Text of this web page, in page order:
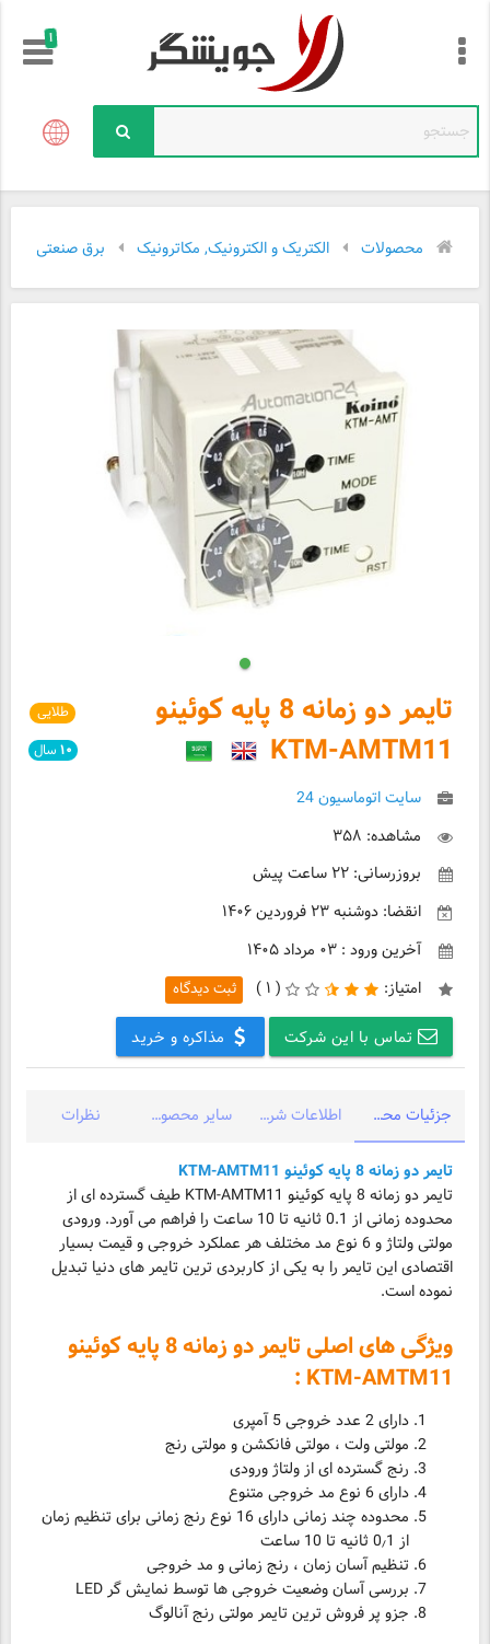
!
محصولات الکتریک و الکترونیک, مکاترونیک برق صنعتی
تایمر دو زمانه 8 پایه کوئینو
KTM-AMTM11
سایت اتوماسیون 24
مشاهده: ۳۵۸
بروزرسانی: ۲۲ ساعت پیش
انقضا: دوشنبه ۲۳ فروردین ۱۴۰۶
آخرین ورود : ۰۳ مرداد ۱۴۰۵
امتیاز:
( ۱ ) ثبت دیدگاه
تماس با این شرکت مذاکره و خرید
طلایی
۱۰ سال
جزئیات محصول اطلاعات شرکت سایر محصولات شرکت نظرات
تایمر دو زمانه 8 پایه کوئینو KTM-AMTM11
تایمر دو زمانه 8 پایه کوئینو KTM-AMTM11 طیف گسترده ای از
محدوده زمانی از 0.1 ثانیه تا 10 ساعت را فراهم می آورد. ورودی
مولتی ولتاژ و 6 نوع مد مختلف هر عملکرد خروجی و قیمت بسیار
اقتصادی این تایمر را به یکی از کاربردی ترین تایمر های دنیا تبدیل
نموده است.
ویژگی های اصلی تایمر دو زمانه 8 پایه کوئینو
KTM-AMTM11 :
دارای 2 عدد خروجی 5 آمپری
مولتی ولت ، مولتی فانکشن و مولتی رنج
رنج گسترده ای از ولتاژ ورودی
دارای 6 نوع مد خروجی متنوع
محدوده چند زمانی دارای 16 نوع رنج زمانی برای تنظیم زمان
از 0٫1 ثانیه تا 10 ساعت
تنظیم آسان زمان ، رنج زمانی و مد خروجی
بررسی آسان وضعیت خروجی ها توسط نمایش گر LED
جزو پر فروش ترین تایمر مولتی رنج آنالوگ